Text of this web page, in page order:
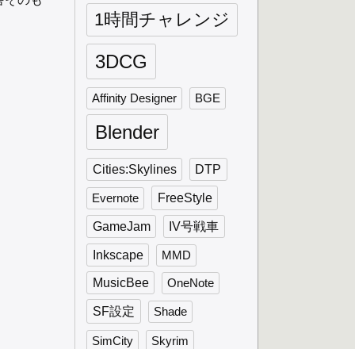
1時間チャレンジ
3DCG
Affinity Designer BGE
Blender
Cities:Skylines DTP
Evernote FreeStyle
GameJam IV号戦車
Inkscape MMD
MusicBee OneNote
SF設定 Shade
SimCity Skyrim